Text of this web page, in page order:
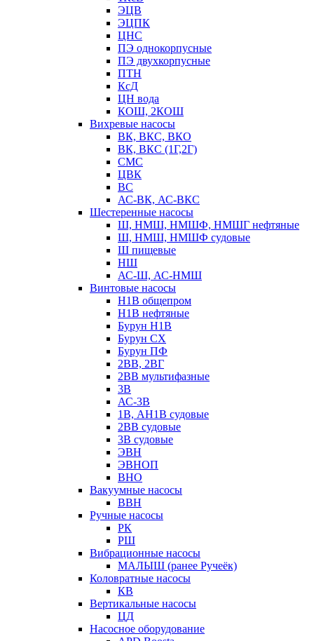
ЭЦВ
ЭЦПК
ЦНС
ПЭ однокорпусные
ПЭ двухкорпусные
ПТН
КсД
ЦН вода
КОШ, 2КОШ
Вихревые насосы
ВК, ВКС, ВКО
ВК, ВКС (1Г,2Г)
СМС
ЦВК
ВС
АС-ВК, АС-ВКС
Шестеренные насосы
Ш, НМШ, НМШФ, НМШГ нефтяные
Ш, НМШ, НМШФ судовые
Ш пищевые
НШ
АС-Ш, АС-НМШ
Винтовые насосы
Н1В общепром
Н1В нефтяные
Бурун Н1В
Бурун СХ
Бурун ПФ
2ВВ, 2ВГ
2ВВ мультифазные
3В
АС-3В
1В, АН1В судовые
2ВВ судовые
3В судовые
ЭВН
ЭВНОП
ВНО
Вакуумные насосы
ВВН
Ручные насосы
РК
РШ
Вибрационные насосы
МАЛЫШ (ранее Ручеёк)
Коловратные насосы
КВ
Вертикальные насосы
ЦД
Насосное оборудование